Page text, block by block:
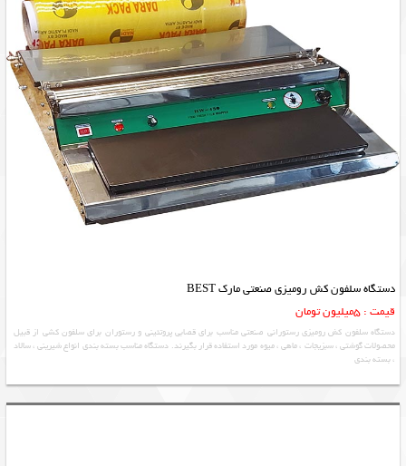
دستگاه سلفون کش رومیزی صنعتی مارک BEST
قیمت : 5میلیون تومان
دستگاه سلفون کش رومیزی رستورانی صنعتی مناسب برای قصابی پروتئینی و رستوران برای سلفون کشی از قبیل
محصولات گوشتی ، سبزیجات ، ماهی ، میوه مورد استفاده قرار بگیرند. دستگاه مناسب بسته بندی انواع شیرینی ، سالاد
، بسته بندی